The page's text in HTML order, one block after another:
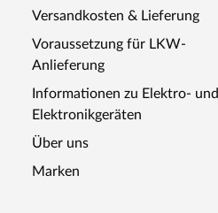
Versandkosten & Lieferung
Voraussetzung für LKW-
Anlieferung
Informationen zu Elektro- und
Elektronikgeräten
Über uns
Marken